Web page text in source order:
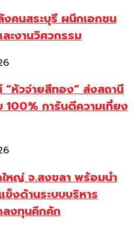
งคนสระบุรี ผนึกเอกชน
ะงานวิศวกรรม
หัวจ่ายสีทอง” ส่งสถานี
100% การันตีความเที่ยง
ใหญ่ จ.สงขลา พร้อมนำ
งด้านระบบบริหาร
ลงทุนคึกคัก